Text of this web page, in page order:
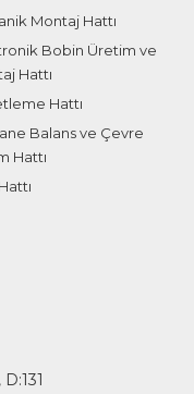
Montaj Hattı
Bobin Üretim ve
Hattı
Hattı
Balans ve Çevre
Hattı